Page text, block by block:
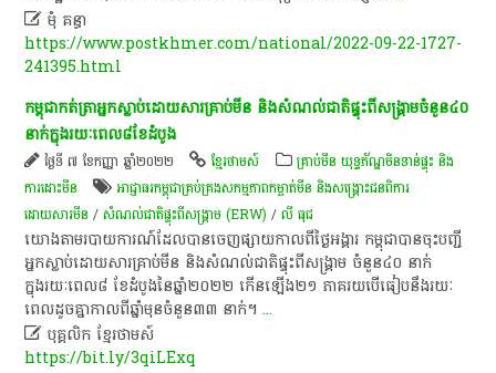
 មុំ គន្ធា
https://www.postkhmer.com/national/2022-09-22-1727-
241395.html
កម្ពុជា​កត់ត្រា​អ្នក​ស្លាប់​ដោយសារ​គ្រាប់មីន និង​សំណល់ជាតិផ្ទុះពីសង្រ្គាមចំនួន​៤០​
នាក់​ក្នុង​រយៈពេល​៨​ខែ​ដំបូង​
ថ្ងៃទី ៧ ខែកញ្ញា ឆ្នាំ២០២២ ខ្មែរថាមស៍
គ្រាប់មីន យុទ្ធភ័ណ្ឌមិនទាន់ផ្ទុះ និង
ការដោះមីន
អាជ្ញាធរកម្ពុជាគ្រប់គ្រងសកម្មភាពកម្ចាត់មីន និងសង្គ្រោះជនពិការ
ដោយសារមីន /សំណល់ជាតិផ្ទុះពីសង្គ្រាម (ERW) /លី​ ធុ​ជ
យោងតាមរបាយការណ៍ដែលបានចេញផ្សាយកាលពីថ្ងៃអង្គារ កម្ពុជាបានចុះបញ្ជី
អ្នកស្លាប់ដោយសារគ្រាប់មីន និងសំណល់ជាតិផ្ទុះពីសង្គ្រាម ចំនួន៤០ នាក់
ក្នុងរយៈពេល៨ ខែដំបូងនៃឆ្នាំ២០២២ កើនឡើង២១ ភាគរយបើធៀបនឹងរយៈ
ពេលដូចគ្នាកាលពីឆ្នាំមុនចំនួន៣៣ នាក់។...
 បុគ្គលិក​ ខ្មែរ​ថា​ម​ស៍​
https://bit.ly/3qiLExq